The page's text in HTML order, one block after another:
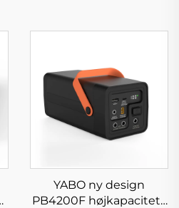
YABO ny design
PB4200F højkapacitets